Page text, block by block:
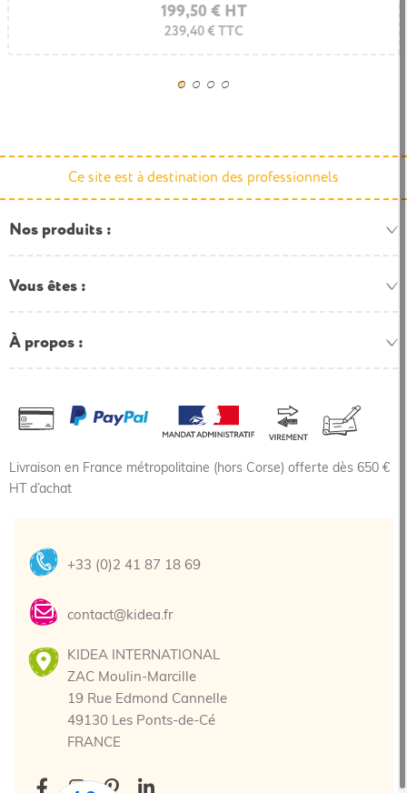
199,50 € HT
239,40 € TTC
255,00 € HT
306,00 € TTC
Ce site est à destination des professionnels
Nos produits
Vous êtes
À propos
Livraison en France métropolitaine (hors Corse) offerte dès 650 €
HT d’achat
+33 (0)2 41 87 18 69
contact@kidea.fr
KIDEA INTERNATIONAL
ZAC Moulin-Marcille
19 Rue Edmond Cannelle
49130 Les Ponts-de-Cé
FRANCE